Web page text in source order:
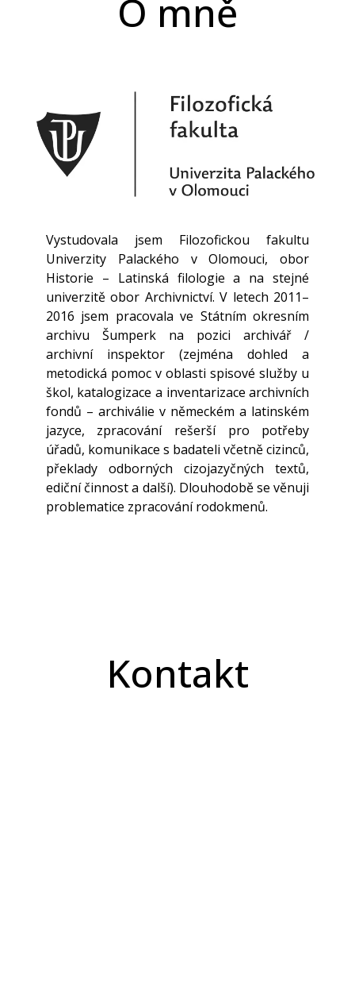
O mně
Vystudovala jsem Filozofickou fakultu
Univerzity Palackého v Olomouci, obor
Historie – Latinská filologie a na stejné
univerzitě obor Archivnictví. V letech 2011–
2016 jsem pracovala ve Státním okresním
archivu Šumperk na pozici archivář /
archivní inspektor (zejména dohled a
metodická pomoc v oblasti spisové služby u
škol, katalogizace a inventarizace archivních
fondů – archiválie v německém a latinském
jazyce, zpracování rešerší pro potřeby
úřadů, komunikace s badateli včetně cizinců,
překlady odborných cizojazyčných textů,
ediční činnost a další). Dlouhodobě se věnuji
problematice zpracování rodokmenů.
Kontakt